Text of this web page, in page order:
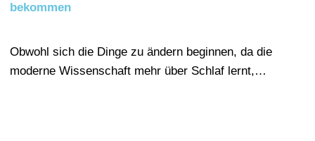
bekommen
Obwohl sich die Dinge zu ändern beginnen, da die
moderne Wissenschaft mehr über Schlaf lernt,…